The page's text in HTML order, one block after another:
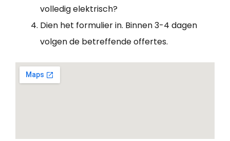
volledig elektrisch?
Dien het formulier in. Binnen 3-4 dagen
volgen de betreffende offertes.